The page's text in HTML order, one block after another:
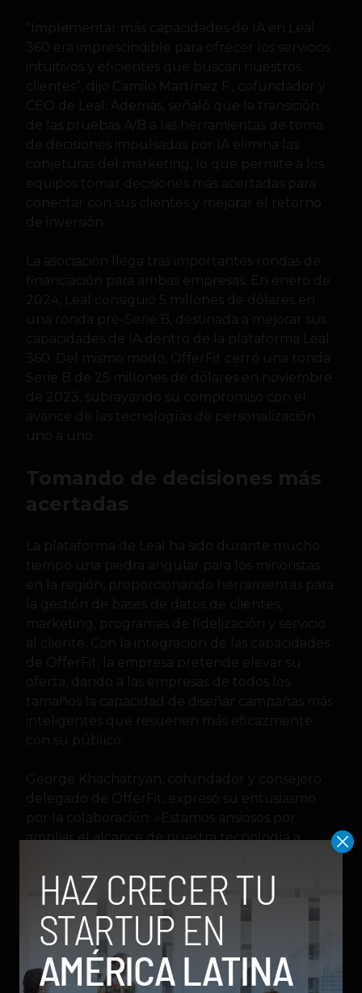
“Implementar más capacidades de IA en Leal
360 era imprescindible para ofrecer los servicios
intuitivos y eficientes que buscan nuestros
clientes”, dijo Camilo Martínez F., cofundador y
CEO de Leal. Además, señaló que la transición
de las pruebas A/B a las herramientas de toma
de decisiones impulsadas por IA elimina las
conjeturas del marketing, lo que permite a los
equipos tomar decisiones más acertadas para
conectar con sus clientes y mejorar el retorno
de inversión.
La asociación llega tras importantes rondas de
financiación para ambas empresas. En enero de
2024, Leal consiguió 5 millones de dólares en
una ronda pre-Serie B, destinada a mejorar sus
capacidades de IA dentro de la plataforma Leal
360. Del mismo modo, OfferFit cerró una ronda
Serie B de 25 millones de dólares en noviembre
de 2023, subrayando su compromiso con el
avance de las tecnologías de personalización
uno a uno.
Tomando de decisiones más
acertadas
La plataforma de Leal ha sido durante mucho
tiempo una piedra angular para los minoristas
en la región, proporcionando herramientas para
la gestión de bases de datos de clientes,
marketing, programas de fidelización y servicio
al cliente. Con la integración de las capacidades
de OfferFit, la empresa pretende elevar su
oferta, dando a las empresas de todos los
tamaños la capacidad de diseñar campañas más
inteligentes que resuenen más eficazmente
con su público.
George Khachatryan, cofundador y consejero
delegado de OfferFit, expresó su entusiasmo
por la colaboración: «Estamos ansiosos por
ampliar el alcance de nuestra tecnología a
LATAM. La toma de decisiones con IA ha sido el
mayor enfoque de OfferFit desde el cierre de la
última ronda de financiación, y no podemos
esperar para seguir ofreciendo resultados
positivos de marketing en todo el mundo».